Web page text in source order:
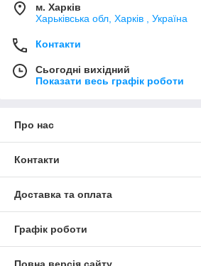
м. Харків
Харьківська обл, Харків , Україна
Контакти
Сьогодні вихідний
Показати весь графік роботи
Про нас
Контакти
Доставка та оплата
Графік роботи